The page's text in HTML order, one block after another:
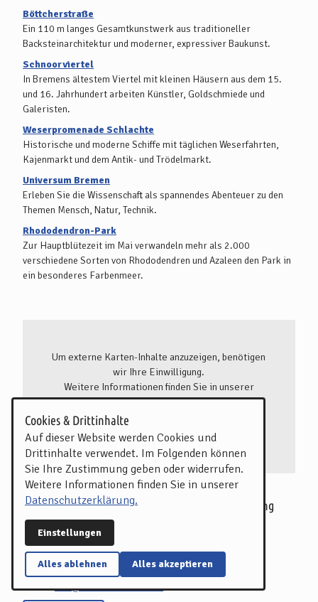
Böttcherstraße
Ein 110 m langes Gesamtkunstwerk aus traditioneller
Backsteinarchitektur und moderner, expressiver Baukunst.
Schnoorviertel
In Bremens ältestem Viertel mit kleinen Häusern aus dem 15.
und 16. Jahrhundert arbeiten Künstler, Goldschmiede und
Galeristen.
Weserpromenade Schlachte
Historische und moderne Schiffe mit täglichen Weserfahrten,
Kajenmarkt und dem Antik- und Trödelmarkt.
Universum Bremen
Erleben Sie die Wissenschaft als spannendes Abenteuer zu den
Themen Mensch, Natur, Technik.
Rhododendron-Park
Zur Hauptblütezeit im Mai verwandeln mehr als 2.000
verschiedene Sorten von Rhododendren und Azaleen den Park in
ein besonderes Farbenmeer.
Um externe Karten-Inhalte anzuzeigen, benötigen
wir Ihre Einwilligung.
Weitere Informationen finden Sie in unserer
Datenschutzerklärung.
Einmal erlauben Immer erlauben
WFB Wirtschaftsförderung Bremen GmbH, Abteilung
Bremen Tourismus
Böttcherstraße 4
28195 Bremen
Tel:
E-Mail:info@bremen-tourism.de
Cookies & Drittinhalte
Auf dieser Website werden Cookies und
Drittinhalte verwendet. Im Folgenden können
Sie Ihre Zustimmung geben oder widerrufen.
Weitere Informationen finden Sie in unserer
Datenschutzerklärung.
Einstellungen
Alles ablehnen Alles akzeptieren